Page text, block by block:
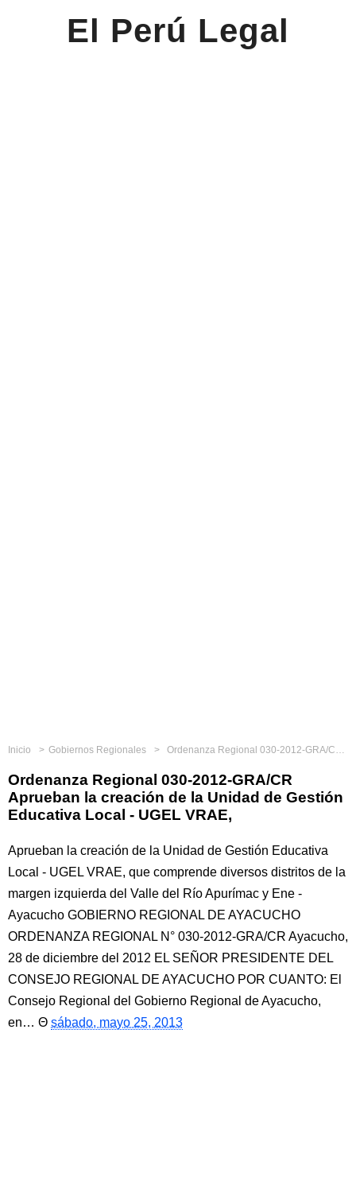
El Perú Legal
Inicio Gobiernos Regionales Ordenanza Regional 030-2012-GRA/CR Aprueban la creación de la Unidad de Gestión Educativa Local - UGEL VRAE,
Ordenanza Regional 030-2012-GRA/CR
Aprueban la creación de la Unidad de Gestión
Educativa Local - UGEL VRAE,
Aprueban la creación de la Unidad de Gestión Educativa
Local - UGEL VRAE, que comprende diversos distritos de la
margen izquierda del Valle del Río Apurímac y Ene -
Ayacucho GOBIERNO REGIONAL DE AYACUCHO
ORDENANZA REGIONAL N° 030-2012-GRA/CR Ayacucho,
28 de diciembre del 2012 EL SEÑOR PRESIDENTE DEL
CONSEJO REGIONAL DE AYACUCHO POR CUANTO: El
Consejo Regional del Gobierno Regional de Ayacucho,
en…
sábado, mayo 25, 2013